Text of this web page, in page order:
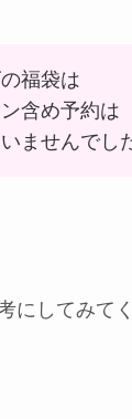
福袋は
含め予約は
ませんでし
にしてみて